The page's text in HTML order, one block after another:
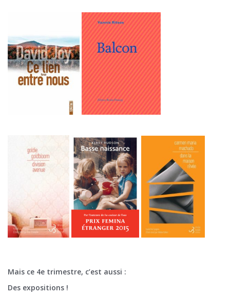
Mais ce 4e trimestre, c’est aussi :
Des expositions !